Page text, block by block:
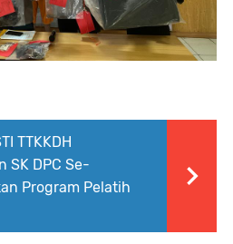
TTKKDH
SK DPC Se-
Program Pelatih